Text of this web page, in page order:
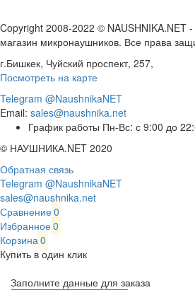
Copyright 2008-2022 © NAUSHNIKA.NET
магазин микронаушников. Все права
г.Бишкек, Чуйский проспект, 257,
Посмотреть на карте
Telegram @NaushnikaNET
Email: sales@naushnika.net
График работы Пн-Вс: с 9:00 до
© НАУШНИКА.NET 2020
Обратная связь
Telegram @NaushnikaNET
sales@naushnika.net
Сравнение0
Избранное0
Корзина 0
Купить в один клик
Заполните данные для заказа